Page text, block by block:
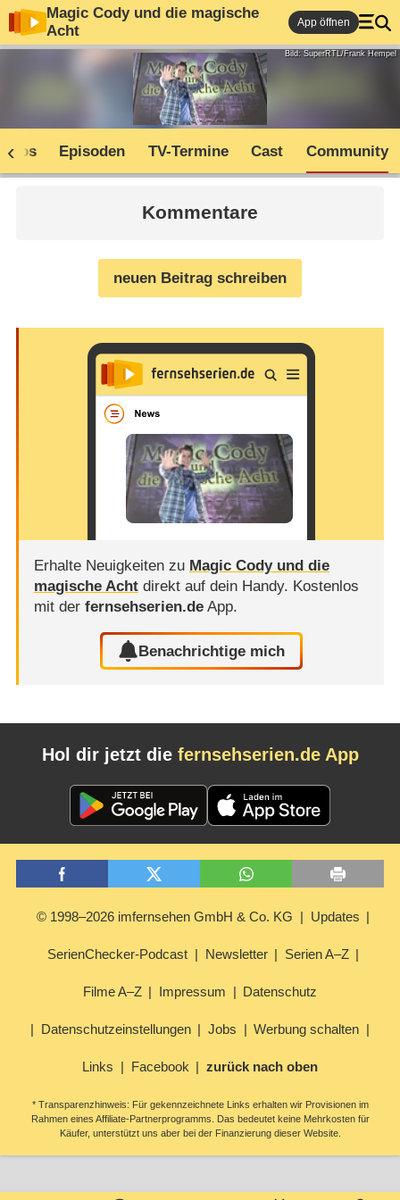
Magic Cody und die magische
Acht
App öffnen
Bild: SuperRTL/Frank Hempel
Infos Episoden TV-Termine Cast Community
Kommentare
neuen Beitrag schreiben
Erhalte Neuigkeiten zu Magic Cody und die
magische Achtdirekt auf dein Handy. Kostenlos
mit der fernsehserien.deApp.
Benachrichtige mich
Hol dir jetzt die fernsehserien.de App
© 1998–2026 imfernsehen GmbH & Co. KG Updates
SerienChecker-Podcast Newsletter Serien A–Z
Filme A–Z Impressum Datenschutz
Datenschutzeinstellungen Jobs Werbung schalten
Links Facebook zurück nach oben
* Transparenzhinweis: Für gekennzeichnete Links erhalten wir Provisionen im
Rahmen eines Affiliate-Partnerprogramms. Das bedeutet keine Mehrkosten für
Käufer, unterstützt uns aber bei der Finanzierung dieser Website.